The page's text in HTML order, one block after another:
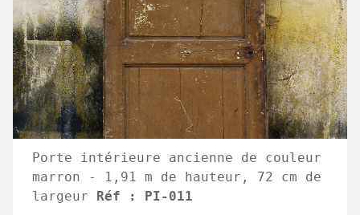
Porte intérieure ancienne de couleur
marron - 1,91 m de hauteur, 72 cm de
largeur
Réf : PI-011